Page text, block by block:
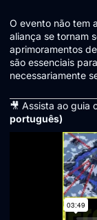
O evento não tem
aliança se tornam
aprimoramentos
são essenciais
necessariamente
🎥 Assista ao guia
português)